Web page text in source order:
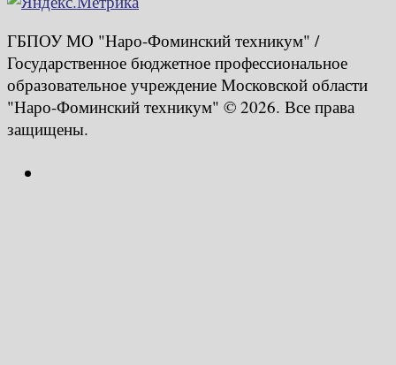
ГБПОУ МО "Наро-Фоминский техникум" /
Государственное бюджетное профессиональное
образовательное учреждение Московской области
"Наро-Фоминский техникум" © 2026. Все права
защищены.